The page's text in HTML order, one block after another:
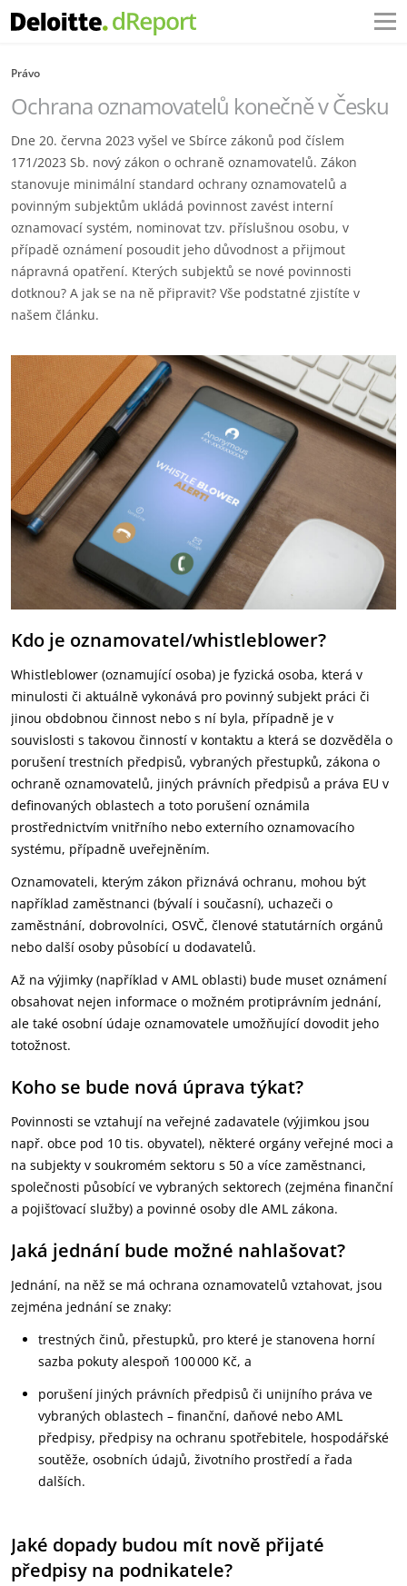
Právo
Ochrana oznamovatelů konečně v Česku
Dne 20. června 2023 vyšel ve Sbírce zákonů pod číslem
171/2023 Sb. nový zákon o ochraně oznamovatelů. Zákon
stanovuje minimální standard ochrany oznamovatelů a
povinným subjektům ukládá povinnost zavést interní
oznamovací systém, nominovat tzv. příslušnou osobu, v
případě oznámení posoudit jeho důvodnost a přijmout
nápravná opatření. Kterých subjektů se nové povinnosti
dotknou? A jak se na ně připravit? Vše podstatné zjistíte v
našem článku.
Kdo je oznamovatel/whistleblower?
Whistleblower (oznamující osoba) je fyzická osoba, která v
minulosti či aktuálně vykonává pro povinný subjekt práci či
jinou obdobnou činnost nebo s ní byla, případně je v
souvislosti s takovou činností v kontaktu a která se dozvěděla o
porušení trestních předpisů, vybraných přestupků, zákona o
ochraně oznamovatelů, jiných právních předpisů a práva EU v
definovaných oblastech a toto porušení oznámila
prostřednictvím vnitřního nebo externího oznamovacího
systému, případně uveřejněním.
Oznamovateli, kterým zákon přiznává ochranu, mohou být
například zaměstnanci (bývalí i současní), uchazeči o
zaměstnání, dobrovolníci, OSVČ, členové statutárních orgánů
nebo další osoby působící u dodavatelů.
Až na výjimky (například v AML oblasti) bude muset oznámení
obsahovat nejen informace o možném protiprávním jednání,
ale také osobní údaje oznamovatele umožňující dovodit jeho
totožnost.
Koho se bude nová úprava týkat?
Povinnosti se vztahují na veřejné zadavatele (výjimkou jsou
např. obce pod 10 tis. obyvatel), některé orgány veřejné moci a
na subjekty v soukromém sektoru s 50 a více zaměstnanci,
společnosti působící ve vybraných sektorech (zejména finanční
a pojišťovací služby) a povinné osoby dle AML zákona.
Jaká jednání bude možné nahlašovat?
Jednání, na něž se má ochrana oznamovatelů vztahovat, jsou
zejména jednání se znaky:
trestných činů, přestupků, pro které je stanovena horní
sazba pokuty alespoň 100 000 Kč, a
porušení jiných právních předpisů či unijního práva ve
vybraných oblastech – finanční, daňové nebo AML
předpisy, předpisy na ochranu spotřebitele, hospodářské
soutěže, osobních údajů, životního prostředí a řada
dalších.
Jaké dopady budou mít nově přijaté
předpisy na podnikatele?